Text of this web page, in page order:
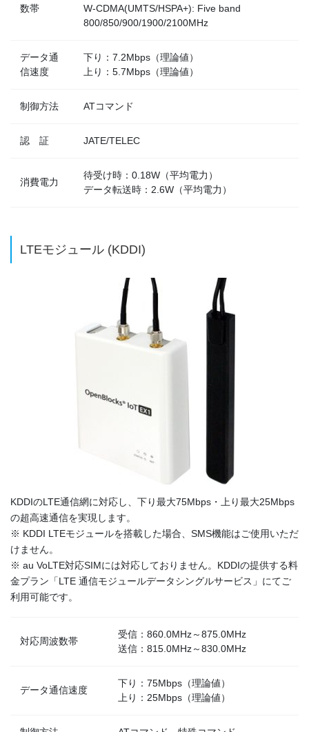
数帯
W-CDMA(UMTS/HSPA+): Five band
800/850/900/1900/2100MHz
データ通
信速度
下り：7.2Mbps（理論値）
上り：5.7Mbps（理論値）
制御方法 ATコマンド
認 証 JATE/TELEC
消費電力
待受け時：0.18W（平均電力）
データ転送時：2.6W（平均電力）
LTEモジュール (KDDI)
KDDIのLTE通信網に対応し、下り最大75Mbps・上り最大25Mbps
の超高速通信を実現します。
※ KDDI LTEモジュールを搭載した場合、SMS機能はご使用いただ
けません。
※ au VoLTE対応SIMには対応しておりません。KDDIの提供する料
金プラン「LTE 通信モジュールデータシングルサービス」にてご
利用可能です。
対応周波数帯
受信：860.0MHz～875.0MHz
送信：815.0MHz～830.0MHz
データ通信速度
下り：75Mbps（理論値）
上り：25Mbps（理論値）